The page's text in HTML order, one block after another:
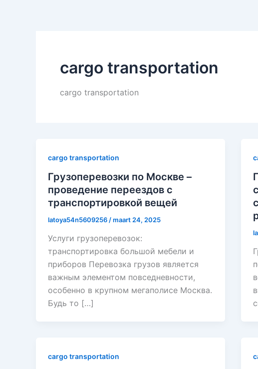
cargo transportation
cargo transportation
cargo transportation
Грузоперевозки по Москве –
проведение переездов с
транспортировкой вещей
latoya54n5609256 /maart 24, 2025
Услуги грузоперевозок:
транспортировка большой мебели и
приборов Перевозка грузов является
важным элементом повседневности,
особенно в крупном мегаполисе Москва.
Будь то […]
cargo transportation